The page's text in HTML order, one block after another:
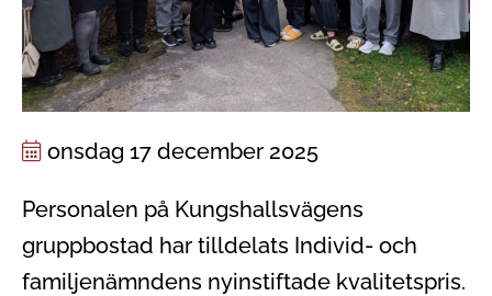
onsdag 17 december 2025
Personalen på Kungshallsvägens
gruppbostad har tilldelats Individ- och
familjenämndens nyinstiftade kvalitetspris.